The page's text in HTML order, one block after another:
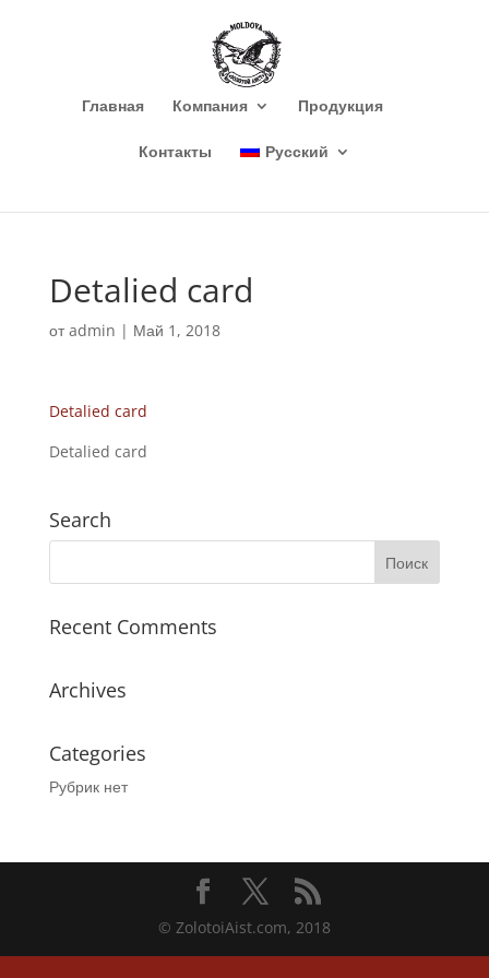
Главная Компания Продукция
Контакты Русский
Detalied card
отadmin | Май 1, 2018
Detalied card
Detalied card
Search
Recent Comments
Archives
Categories
Рубрик нет
© ZolotoiAist.com, 2018